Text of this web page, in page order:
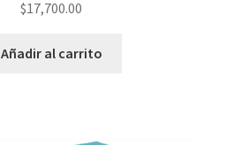
$17,700.00
Añadir al carrito